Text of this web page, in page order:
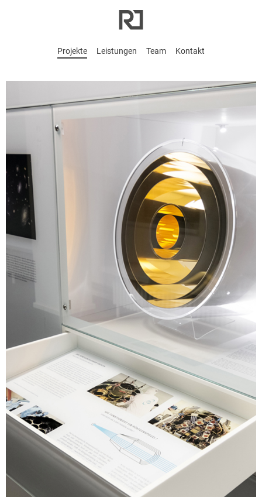
Projekte Leistungen Team Kontakt